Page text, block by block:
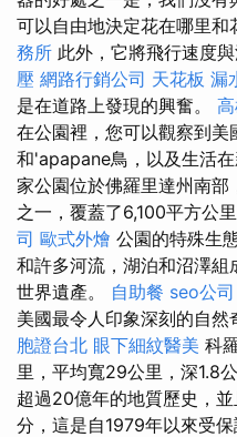
可以自由地決定花在哪里和
務所 此外，它將飛行速度
壓 網路行銷公司 天花板 漏
是在道路上發現的興奮。
在公園裡，您可以觀察到
和'apapane鳥，以及生活
家公園位於佛羅里達州南
之一，覆蓋了6,100平方公里
司 歐式外燴 公園的特殊生
和許多河流，湖泊和沼澤
世界遺產。 自助餐 seo公司
美國最令人印象深刻的自然
胞證台北 眼下細紋醫美 科
里，平均寬29公里，深1.8
超過20億年的地質歷史，
分，這是自1979年以來受保